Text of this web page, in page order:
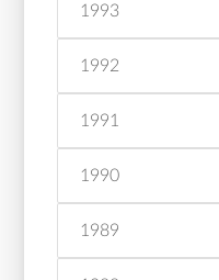
1993
1992
1991
1990
1989